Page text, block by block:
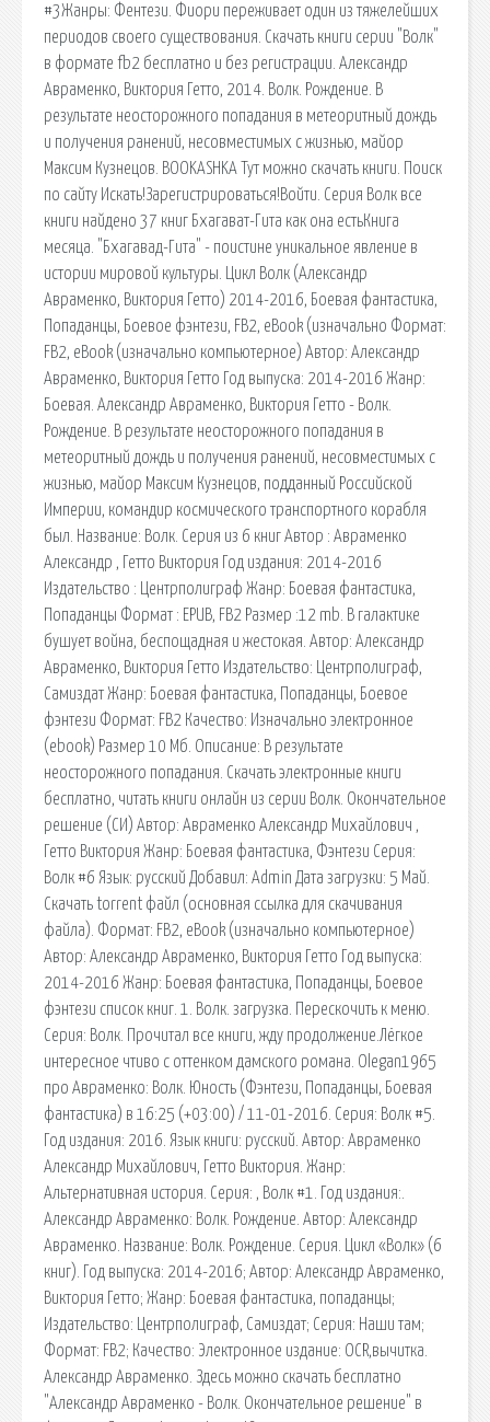
#3Жанры: Фентези. Фиори переживает один из тяжелейших
периодов своего существования. Скачать книги серии "Волк"
в формате fb2 бесплатно и без регистрации. Александр
Авраменко, Виктория Гетто, 2014. Волк. Рождение. В
результате неосторожного попадания в метеоритный дождь
и получения ранений, несовместимых с жизнью, майор
Максим Кузнецов. BOOKASHKA Тут можно скачать книги. Поиск
по сайту Искать!Зарегистрироваться!Войти. Серия Волк все
книги найдено 37 книг Бхагават-Гита как она естьКнига
месяца. "Бхагавад-Гита" - поистине уникальное явление в
истории мировой культуры. Цикл Волк (Александр
Авраменко, Виктория Гетто) 2014-2016, Боевая фантастика,
Попаданцы, Боевое фэнтези, FB2, eBook (изначально Формат:
FB2, еBооk (изначально компьютерное) Автор: Александр
Авраменко, Виктория Гетто Год выпуска: 2014-2016 Жанр:
Боевая. Александр Авраменко, Виктория Гетто - Волк.
Рождение. В результате неосторожного попадания в
метеоритный дождь и получения ранений, несовместимых с
жизнью, майор Максим Кузнецов, подданный Российской
Империи, командир космического транспортного корабля
был. Название: Волк. Серия из 6 книг Автор : Авраменко
Александр , Гетто Виктория Год издания: 2014-2016
Издательство : Центрполиграф Жанр: Боевая фантастика,
Попаданцы Формат : EPUB, FB2 Размер :12 mb. В галактике
бушует война, беспощадная и жестокая. Автор: Александр
Авраменко, Виктория Гетто Издательство: Центрполиграф,
Самиздат Жанр: Боевая фантастика, Попаданцы, Боевое
фэнтези Формат: FB2 Качество: Изначально электронное
(ebook) Размер 10 Мб. Описание: В результате
неосторожного попадания. Скачать электронные книги
бесплатно, читать книги онлайн из серии Волк. Окончательное
решение (СИ) Автор: Авраменко Александр Михайлович ,
Гетто Виктория Жанр: Боевая фантастика, Фэнтези Серия:
Волк #6 Язык: русский Добавил: Admin Дата загрузки: 5 Май.
Скачать torrent файл (основная ссылка для скачивания
файла). Формат: FB2, eBook (изначально компьютерное)
Автор: Александр Авраменко, Виктория Гетто Год выпуска:
2014-2016 Жанр: Боевая фантастика, Попаданцы, Боевое
фэнтези список книг. 1. Волк. загрузка. Перескочить к меню.
Серия: Волк. Прочитал все книги, жду продолжение.Лёгкое
интересное чтиво с оттенком дамского романа. Olegan1965
про Авраменко: Волк. Юность (Фэнтези, Попаданцы, Боевая
фантастика) в 16:25 (+03:00) / 11-01-2016. Серия: Волк #5.
Год издания: 2016. Язык книги: русский. Автор: Авраменко
Александр Михайлович, Гетто Виктория. Жанр:
Альтернативная история. Серия: , Волк #1. Год издания:.
Александр Авраменко: Волк. Рождение. Автор: Александр
Авраменко. Название: Волк. Рождение. Серия. Цикл «Волк» (6
книг). Год выпуска: 2014-2016; Автор: Александр Авраменко,
Виктория Гетто; Жанр: Боевая фантастика, попаданцы;
Издательство: Центрполиграф, Самиздат; Серия: Наши там;
Формат: FB2; Качество: Электронное издание: OCR,вычитка.
Александр Авраменко. Здесь можно скачать бесплатно
"Александр Авраменко - Волк. Окончательное решение" в